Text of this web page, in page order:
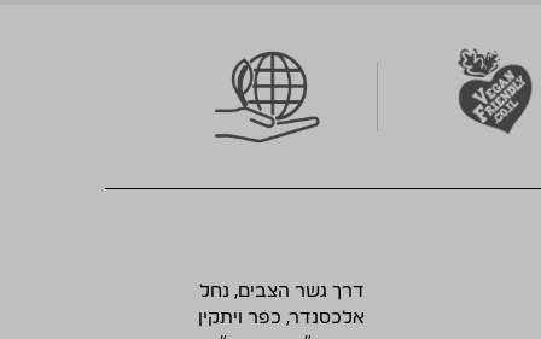
דרך גשר הצבים, נחל
אלכסנדר, כפר ויתקין